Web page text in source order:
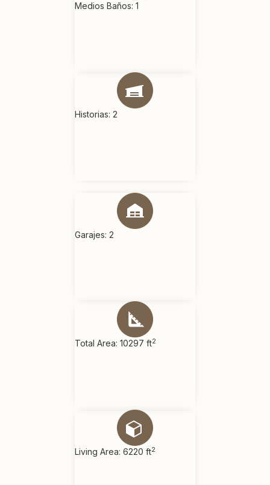
Medios Baños: 1
Historias: 2
Garajes: 2
Total Area: 10297 ft2
Living Area: 6220 ft2